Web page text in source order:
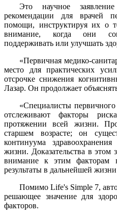
Это научное заявление
рекомендации для врачей
помощи, инструктируя их о
внимание, когда они
поддерживать или улучшать
«Первичная медико-
место для практических
отсрочке снижения
Лазар. Он продолжает
«Специалисты
отслеживают факторы
протяжении всей жизни.
старшем возрасте; он
континуума
жизни. Доказательства в этом
внимание к этим факторам
результаты в дальнейшей
Помимо Life's Simple 7,
решающее значение для
факторов.